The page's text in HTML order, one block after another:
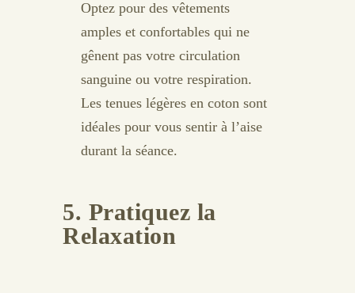
Optez pour des vêtements
amples et confortables qui ne
gênent pas votre circulation
sanguine ou votre respiration.
Les tenues légères en coton sont
idéales pour vous sentir à l’aise
durant la séance.
5. Pratiquez la
Relaxation